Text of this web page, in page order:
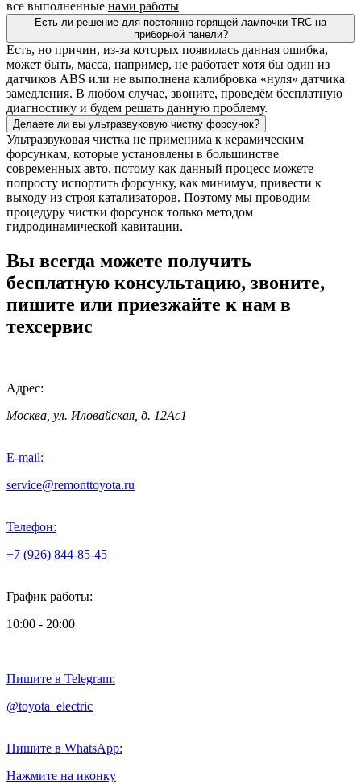
все выполненные нами работы
Есть ли решение для постоянно горящей лампочки TRC на
приборной панели?
Есть, но причин, из-за которых появилась данная ошибка,
может быть, масса, например, не работает хотя бы один из
датчиков ABS или не выполнена калибровка «нуля» датчика
замедления. В любом случае, звоните, проведём бесплатную
диагностику и будем решать данную проблему.
Делаете ли вы ультразвуковую чистку форсунок?
Ультразвуковая чистка не применима к керамическим
форсункам, которые установлены в большинстве
современных авто, потому как данный процесс можете
попросту испортить форсунку, как минимум, привести к
выходу из строя катализаторов. Поэтому мы проводим
процедуру чистки форсунок только методом
гидродинамической кавитации.
Вы всегда можете получить
бесплатную консультацию, звоните,
пишите или приезжайте к нам в
техсервис
Адрес:
Москва, ул. Иловайская, д. 12Ас1
E-mail:
service@remonttoyota.ru
Телефон:
+7 (926) 844-85-45
График работы:
10:00 - 20:00
Пишите в Telegram:
@toyota_electric
Пишите в WhatsApp:
Нажмите на иконку